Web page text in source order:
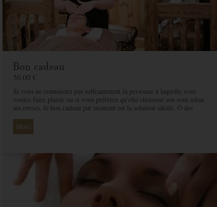
Bon cadeau
50,00 €
Si vous ne connaissez pas suffisamment la personne à laquelle vous
voulez faire plaisir ou si vous préférez qu'elle choisisse son soin selon
ses envies, le bon cadeau par montant est la solution idéale. Ô des
proche et ainsi rendre ce moment exceptionnel.
More